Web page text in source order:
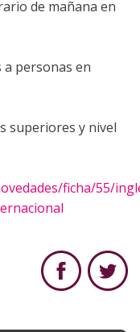
de mañana en
a personas en
superiores y nivel
ficha/55/